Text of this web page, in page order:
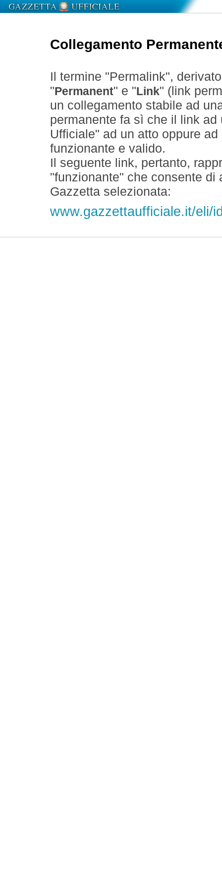
Collegamento
Il termine "Permalink",
" Permanent" e " Link" (link
un collegamento stabile ad
permanente fa sì che il link
Ufficiale" ad un atto oppure
funzionante e valido.
Il seguente link, pertanto,
"funzionante" che consente
Gazzetta selezionata:
www.gazzettaufficiale.it/eli/